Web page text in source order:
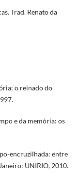
Trad. Renato da
o reinado do
e da memória: os
encruzilhada: entre
UNIRIO, 2010.